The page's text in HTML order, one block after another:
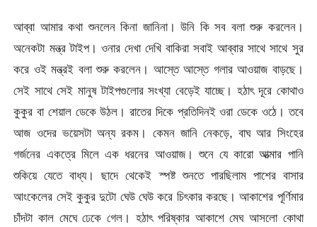
আব্বা আমার কথা শুনলেন কিনা জানিনা। উনি কি সব বলা শুরু করলেন।
অনেকটা মন্ত্র টাইপ। ওনার দেখা দেখি বাকিরা সবাই আব্বার সাথে সাথে সুর
করে ওই মন্ত্রই বলা শুরু করলেন। আস্তে আস্তে গলার আওয়াজ বাড়ছে।
সেই সাথে সেই মানুষ টাইপগুলোর সংখ্যা বেড়েই যাচ্ছে। হঠাৎ দূরে কোথাও
কুকুর বা শেয়াল ডেকে উঠল। রাতের দিকে প্রতিদিনই ওরা ডেকে ওঠে। তবে
আজ ওদের ভয়েসটা অন্য রকম। কেমন জানি নেকড়ে, বাঘ আর সিংহের
গর্জনের একত্রে মিলে এক ধরনের আওয়াজ। শুনে যে কারো আত্মার পানি
শুকিয়ে যেতে বাধ্য। ছাদে থেকেই স্পষ্ট শুনতে পারছিলাম পাশের বাসার
আংকেলের সেই কুকুর দুটো ঘেউ ঘেউ করে চিৎকার করছে। আকাশের পূর্ণিমার
চাঁদটা কাল মেঘে ঢেকে গেল। হঠাৎ পরিষ্কার আকাশে মেঘ আসলো কোথা